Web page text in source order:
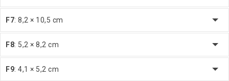
F7: 8,2 × 10,5 cm
F8: 5,2 × 8,2 cm
F9: 4,1 × 5,2 cm